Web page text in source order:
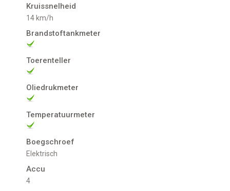
Kruissnelheid
14 km/h
Brandstoftankmeter
Toerenteller
Oliedrukmeter
Temperatuurmeter
Boegschroef
Elektrisch
Accu
4